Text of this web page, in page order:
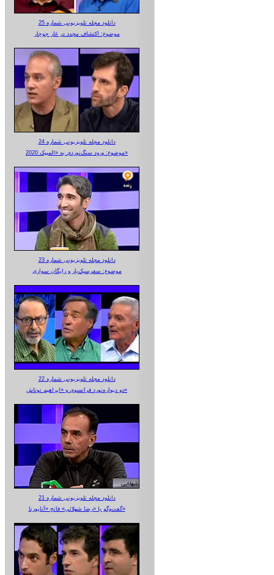
دانلود مجله تلویزیونی شماره 25
موضوع: اکتشاف مجدد در غار جوجار
دانلود مجله تلویزیونی شماره 24
موضوع: ورود سنگ‌نوردی به «المپیک 2020»
دانلود مجله تلویزیونی شماره 23
موضوع: سفرسبک‌بار و رایگان سواری
دانلود مجله تلویزیونی شماره 22
دو دیواره‌نورد فرانسوی و «ابراهیم نوتاش»
دانلود مجله تلویزیونی شماره 21
گفت‌وگو با «رضا شهلائی» فاتح «آناپورنا»